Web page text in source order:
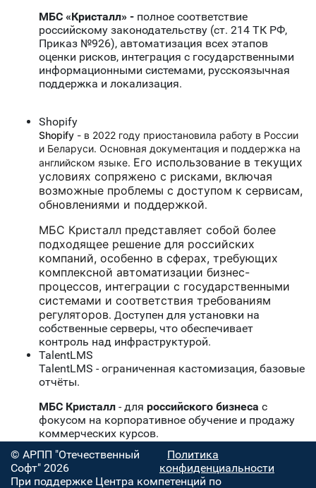
МБС «Кристалл» - полное соответствие
российскому законодательству (ст. 214 ТК РФ,
Приказ №926), автоматизация всех этапов
оценки рисков, интеграция с государственными
информационными системами, русскоязычная
поддержка и локализация.
Shopify
Shopify - в 2022 году приостановила работу в России
и Беларуси. Основная документация и поддержка на
английском языке. Его использование в текущих
условиях сопряжено с рисками, включая
возможные проблемы с доступом к сервисам,
обновлениями и поддержкой.
МБС Кристалл представляет собой более
подходящее решение для российских
компаний, особенно в сферах, требующих
комплексной автоматизации бизнес-
процессов, интеграции с государственными
системами и соответствия требованиям
регуляторов. Доступен для установки на
собственные серверы, что обеспечивает
контроль над инфраструктурой.
TalentLMS
TalentLMS - ограниченная кастомизация, базовые
отчёты.
МБС Кристалл - для российского бизнеса с
фокусом на корпоративное обучение и продажу
коммерческих курсов.
© АРПП "Отечественный
Софт" 2026
Политика
конфиденциальности
При поддержке Центра компетенций по